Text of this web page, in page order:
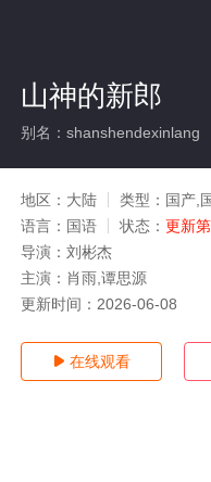
山神的新郎
别名：shanshendexinlang
地区： 大陆 类型： 国产,
语言： 国语 状态： 更新
导演： 刘彬杰
主演： 肖雨,谭思源
更新时间： 2026-06-08
 在线观看